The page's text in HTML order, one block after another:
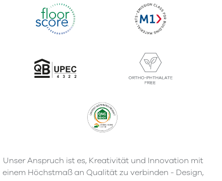
Unser Anspruch ist es, Kreativität und Innovation mit
einem Höchstmaß an Qualität zu verbinden - Design,